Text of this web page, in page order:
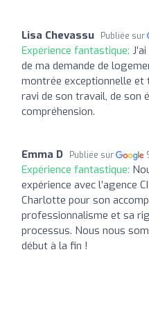
Lisa Chevassu Publiée sur
Expérience fantastique:
de ma demande de
montrée exceptionnelle et
ravi de son travail, de son
compréhension.
Emma D Publiée sur
Expérience fantastique:
expérience avec l’agence
Charlotte pour son
professionnalisme et sa
processus. Nous nous
début à la fin !